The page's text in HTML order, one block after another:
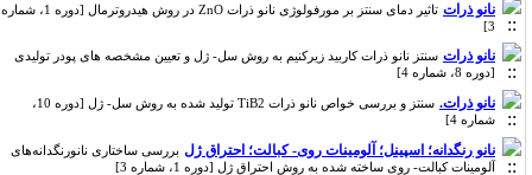
نانو ذرات
تاثیر دمای سنتز بر مورفولوژی نانو ذرات ZnO در روش هیدروترمال [دوره 1، شماره
نانو ذرات سنتز نانو ذرات کاربید زیرکنیم به روش سل- ژل و تعیین مشخصه های پودر تولیدی
[دوره 8، شماره 4]
نانو ذرات.
سنتز و بررسی خواص نانو ذرات TiB2 تولید شده به روش سل- ژل [دوره 10،
شماره 4]
نانو رنگدانه؛ اسپینل؛ آلومینات روی- کبالت؛ احتراق ژل
بررسی ساختاری نانورنگدانه‌های
آلومینات کبالت- روی ساخته شده به روش احتراق ژل [دوره 1، شماره 3]